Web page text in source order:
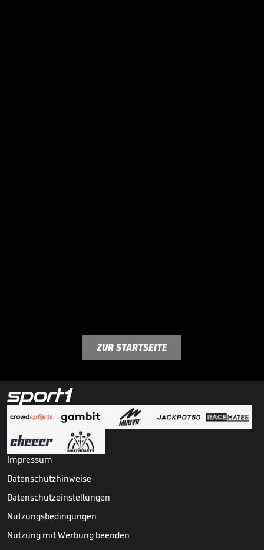
ZUR STARTSEITE
Impressum
Datenschutzhinweise
Datenschutzeinstellungen
Nutzungsbedingungen
Nutzung mit Werbung beenden